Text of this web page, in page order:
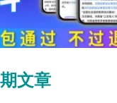
文章